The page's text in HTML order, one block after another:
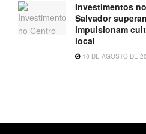
Investimentos
Salvador
impulsionam
local
10 DE AGOSTO DE